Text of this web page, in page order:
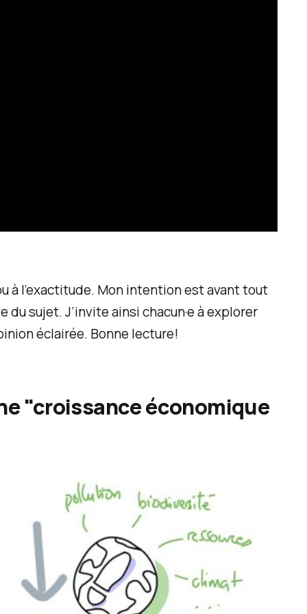
à l’exactitude. Mon intention est avant tout
sujet. J’invite ainsi chacun·e à explorer
éclairée. Bonne lecture!
"croissance économique